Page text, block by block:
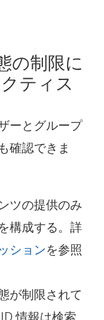
の制限に
ティス
ーとグループ
確認できま
ツの提供のみ
構成する。詳
ションを参照
が制限されて